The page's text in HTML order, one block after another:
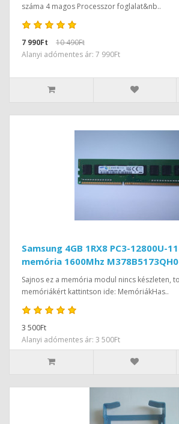
száma 4 magos Processzor foglalat&nb..
7 990Ft
10 490Ft
Alanyi adómentes ár: 7 990Ft
Samsung 4GB 1RX8 PC3-12800U-
memória 1600Mhz
Sajnos ez a memória modul nincs készleten,
memóriákért kattintson ide: MemóriákHas..
3 500Ft
Alanyi adómentes ár: 3 500Ft